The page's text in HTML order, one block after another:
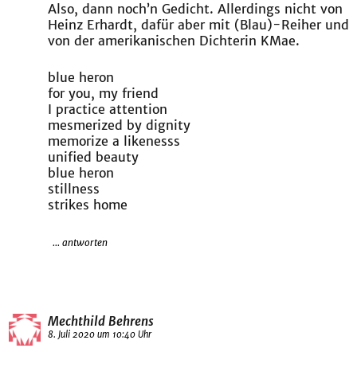
Also, dann noch’n Gedicht. Allerdings nicht von
Heinz Erhardt, dafür aber mit (Blau)-Reiher und
von der amerikanischen Dichterin KMae.
blue heron
for you, my friend
I practice attention
mesmerized by dignity
memorize a likenesss
unified beauty
blue heron
stillness
strikes home
... antworten
Mechthild Behrens
8. Juli 2020 um 10:40 Uhr